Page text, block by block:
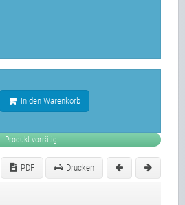
In den Warenkorb
Produkt vorrätig
PDF Drucken